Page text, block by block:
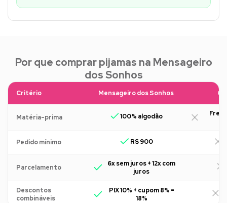
Por que comprar pijamas na Mensageiro
dos Sonhos
Critério Mensageiro dos Sonhos
Matéria-prima 100% algodão
Pedido mínimo R$ 900
Parcelamento
6x sem juros + 12x com
juros
Descontos
combináveis
PIX 10% + cupom 8% =
18%